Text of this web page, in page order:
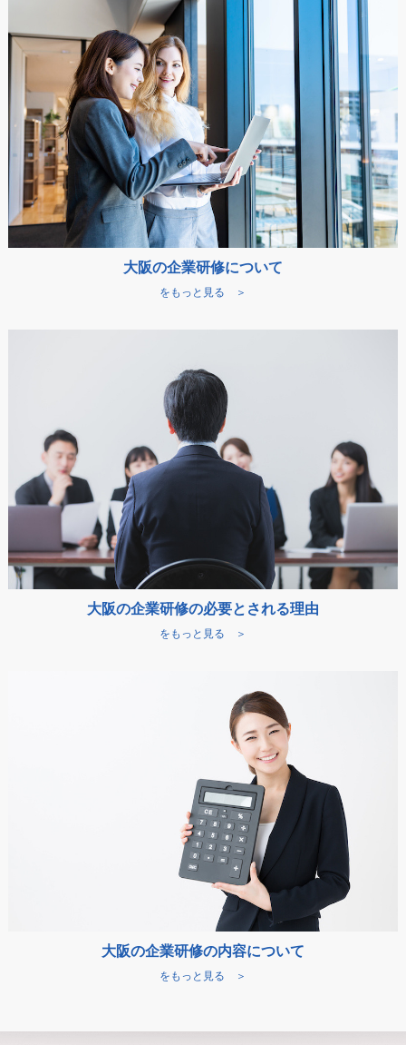
大阪の企業研修について
をもっと見る ＞
大阪の企業研修の必要とされる理由
をもっと見る ＞
大阪の企業研修の内容について
をもっと見る ＞